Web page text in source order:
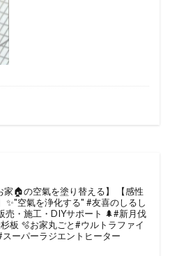
🏠の空氣を塗り替える】
【感性
✨"空氣を浄化する" #友喜のしるし
・施工・DIYサポート 🌲#新月伐
板 🫧お家丸ごと#ウルトラファイ
スーパーラジエントヒーター